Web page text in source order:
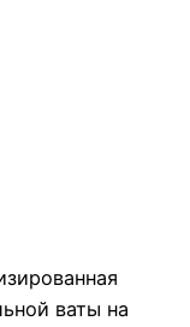
ваты на